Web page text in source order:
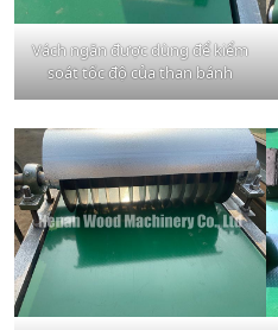
Vách ngăn được dùng để kiểm
soát tốc độ của than bánh